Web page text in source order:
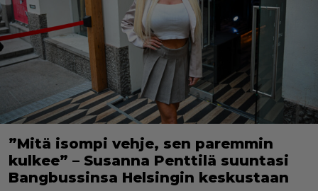
”Mitä isompi vehje, sen paremmin
kulkee” – Susanna Penttilä suuntasi
Bangbussinsa Helsingin keskustaan